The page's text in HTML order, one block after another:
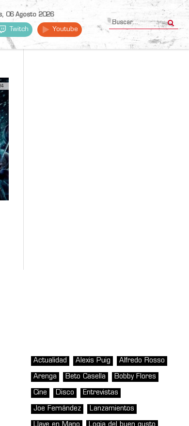
06 Agosto 2026
Twitch Youtube
Actualidad Alexis Puig Alfredo Rosso
Arenga Beto Casella Bobby Flores
Cine Disco Entrevistas
Joe Fernández Lanzamientos